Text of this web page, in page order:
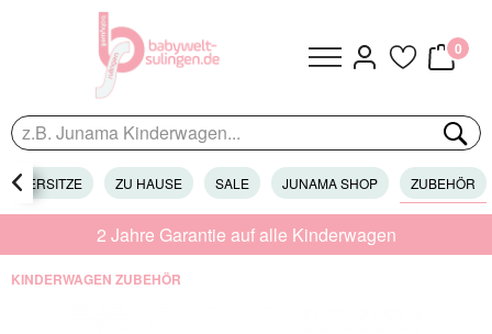
0
ZU HAUSE SALE JUNAMA SHOP ZUBEHÖR

2 Jahre Garantie auf alle Kinderwagen
KINDERWAGEN ZUBEHÖR